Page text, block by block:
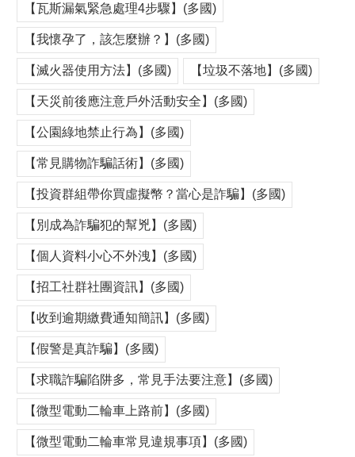
【瓦斯漏氣緊急處理4步驟】(多國)
【我懷孕了，該怎麼辦？】(多國)
【滅火器使用方法】(多國) 【垃圾不落地】(多國)
【天災前後應注意戶外活動安全】(多國)
【公園綠地禁止行為】(多國)
【常見購物詐騙話術】(多國)
【投資群組帶你買虛擬幣？當心是詐騙】(多國)
【別成為詐騙犯的幫兇】(多國)
【個人資料小心不外洩】(多國)
【招工社群社團資訊】(多國)
【收到逾期繳費通知簡訊】(多國)
【假警是真詐騙】(多國)
【求職詐騙陷阱多，常見手法要注意】(多國)
【微型電動二輪車上路前】(多國)
【微型電動二輪車常見違規事項】(多國)